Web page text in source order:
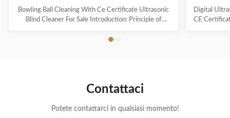
Bowling Ball Cleaning With Ce Certificate Ultrasonic
Blind Cleaner For Sale Introduction: Principle of
from ultrasonic generator is transformed into high
tens of thousands of tiny bubbles with diameters of
40KHz e
Digital
CE
Contattaci
Potete contattarci in qualsiasi momento!